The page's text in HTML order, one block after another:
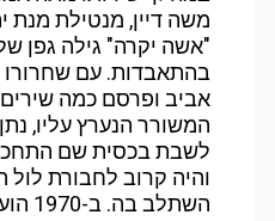
משה דיין, מנטילת
"אשה יקרה" גילה גפן
אביב ופרסם כמה
המשורר הנערץ עליו,
לשבת בכסית שם
והיה קרוב לחבורת